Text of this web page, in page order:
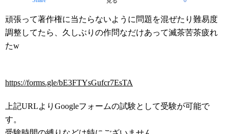
頑張って著作権に当たらないように問題を混ぜたり難易度
調整してたら、久しぶりの作問なだけあって滅茶苦茶疲れ
たw
https://forms.gle/bE3FTYsGufcr7EsTA
上記URLよりGoogleフォームの試験として受験が可能で
す。